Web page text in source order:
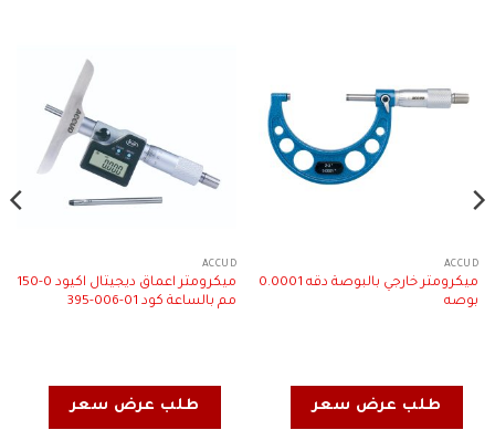
ACCUD
ميكرومتر خارجي بالبوصة دقه 0.0001
بوصه
طلب عرض سعر
ACCUD
ميكرومتر اعماق ديجيتال اكيود 0-150
مم بالساعة كود 01-006-395
طلب عرض سعر